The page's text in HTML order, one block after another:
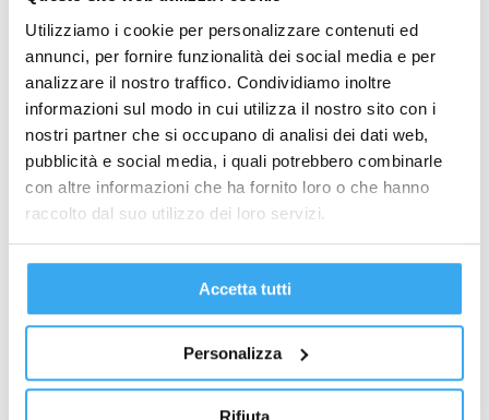
Utilizziamo i cookie per personalizzare contenuti ed
annunci, per fornire funzionalità dei social media e per
analizzare il nostro traffico. Condividiamo inoltre
informazioni sul modo in cui utilizza il nostro sito con i
nostri partner che si occupano di analisi dei dati web,
pubblicità e social media, i quali potrebbero combinarle
con altre informazioni che ha fornito loro o che hanno
raccolto dal suo utilizzo dei loro servizi.
Accetta tutti
Personalizza
AI Marketing: cos’è, come funziona e
perché è importante per le aziende
Marketing, Comunicazione e Management